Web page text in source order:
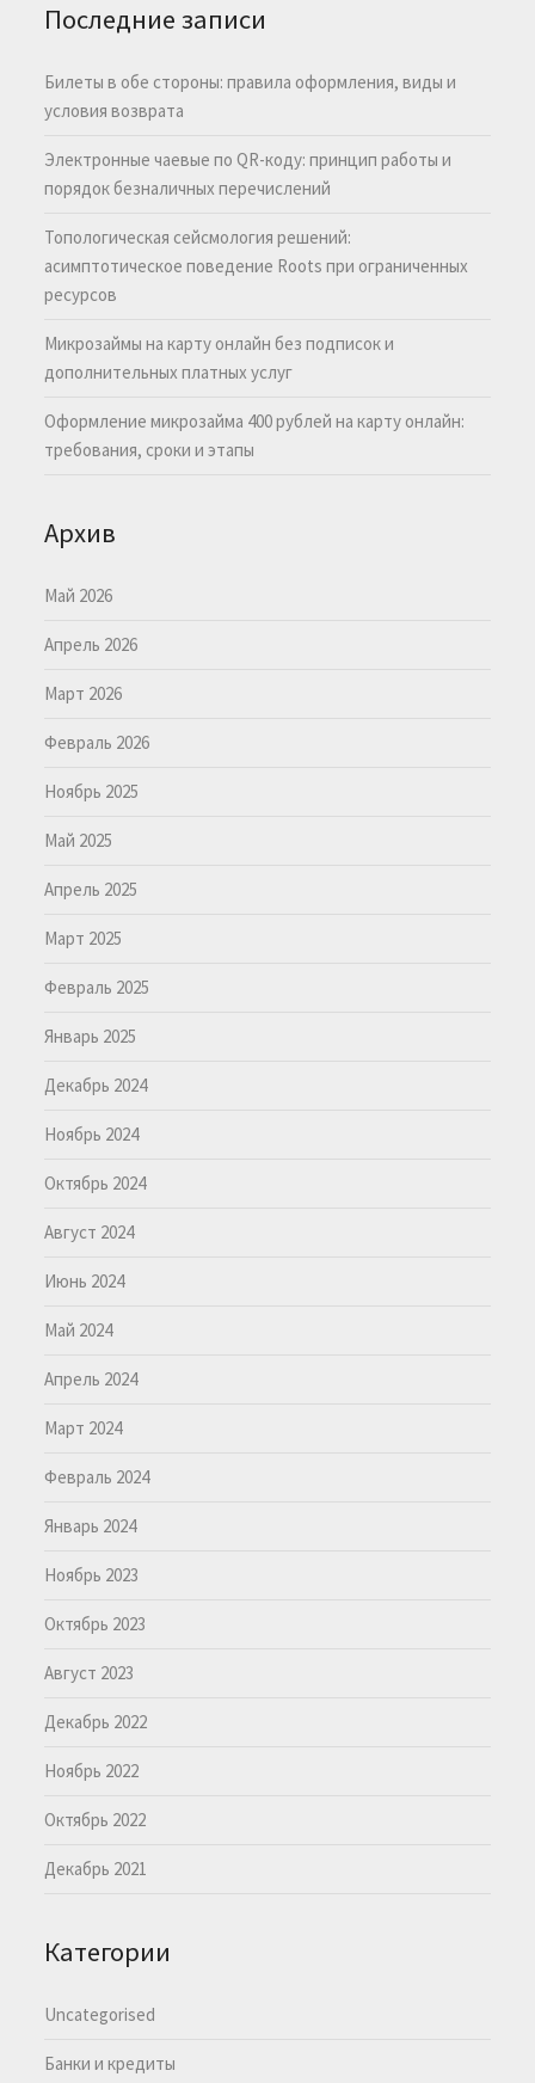
Последние записи
Билеты в обе стороны: правила оформления, виды и
условия возврата
Электронные чаевые по QR-коду: принцип работы и
порядок безналичных перечислений
Топологическая сейсмология решений:
асимптотическое поведение Roots при ограниченных
ресурсов
Микрозаймы на карту онлайн без подписок и
дополнительных платных услуг
Оформление микрозайма 400 рублей на карту онлайн:
требования, сроки и этапы
Архив
Май 2026
Апрель 2026
Март 2026
Февраль 2026
Ноябрь 2025
Май 2025
Апрель 2025
Март 2025
Февраль 2025
Январь 2025
Декабрь 2024
Ноябрь 2024
Октябрь 2024
Август 2024
Июнь 2024
Май 2024
Апрель 2024
Март 2024
Февраль 2024
Январь 2024
Ноябрь 2023
Октябрь 2023
Август 2023
Декабрь 2022
Ноябрь 2022
Октябрь 2022
Декабрь 2021
Категории
Uncategorised
Банки и кредиты